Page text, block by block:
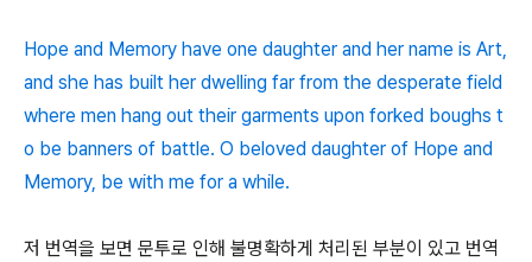
Hope and Memory have one daughter and her name is Art,
and she has built her dwelling far from the desperate field
where men hang out their garments upon forked boughs t
o be banners of battle. O beloved daughter of Hope and
Memory, be with me for a while.
저 번역을 보면 문투로 인해 불명확하게 처리된 부분이 있고 번역